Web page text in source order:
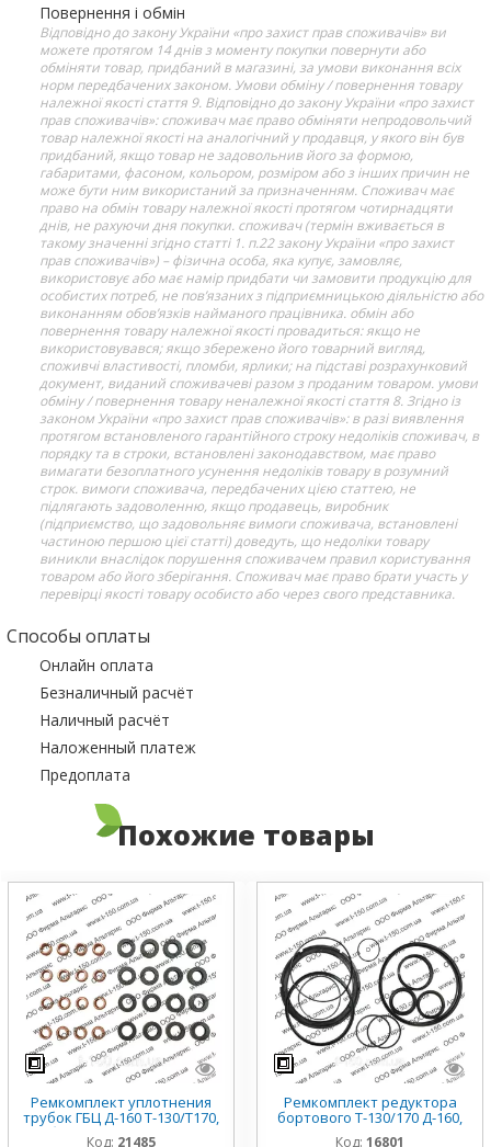
Повернення і обмін
Відповідно до закону України «про захист прав споживачів» ви
можете протягом 14 днів з моменту покупки повернути або
обміняти товар, придбаний в магазині, за умови виконання всіх
норм передбачених законом. Умови обміну / повернення товару
належної якості стаття 9. Відповідно до закону України «про захист
прав споживачів»: споживач має право обміняти непродовольчий
товар належної якості на аналогічний у продавця, у якого він був
придбаний, якщо товар не задовольнив його за формою,
габаритами, фасоном, кольором, розміром або з інших причин не
може бути ним використаний за призначенням. Споживач має
право на обмін товару належної якості протягом чотирнадцяти
днів, не рахуючи дня покупки. споживач (термін вживається в
такому значенні згідно статті 1. п.22 закону України «про захист
прав споживачів») – фізична особа, яка купує, замовляє,
використовує або має намір придбати чи замовити продукцію для
особистих потреб, не пов’язаних з підприємницькою діяльністю або
виконанням обов’язків найманого працівника. обмін або
повернення товару належної якості провадиться: якщо не
використовувався; якщо збережено його товарний вигляд,
споживчі властивості, пломби, ярлики; на підставі розрахунковий
документ, виданий споживачеві разом з проданим товаром. умови
обміну / повернення товару неналежної якості стаття 8. Згідно із
законом України «про захист прав споживачів»: в разі виявлення
протягом встановленого гарантійного строку недоліків споживач, в
порядку та в строки, встановлені законодавством, має право
вимагати безоплатного усунення недоліків товару в розумний
строк. вимоги споживача, передбачених цією статтею, не
підлягають задоволенню, якщо продавець, виробник
(підприємство, що задовольняє вимоги споживача, встановлені
частиною першою цієї статті) доведуть, що недоліки товару
виникли внаслідок порушення споживачем правил користування
товаром або його зберігання. Споживач має право брати участь у
перевірці якості товару особисто або через свого представника.
Способы оплаты
Онлайн оплата
Безналичный расчёт
Наличный расчёт
Наложенный платеж
Предоплата
Похожие товары
Ремкомплект уплотнения
трубок ГБЦ Д-160 Т-130/Т170,
трубки + втулки резиновые
Код: 21485
Ремкомплект редуктора
бортового Т-130/170 Д-160,
премиум, полный
Код: 16801